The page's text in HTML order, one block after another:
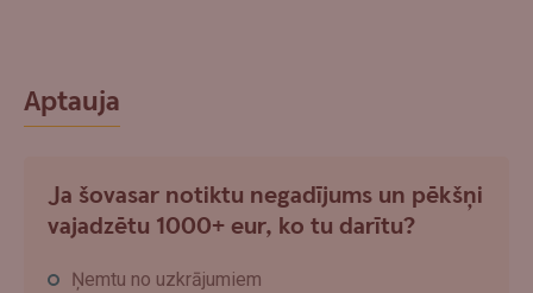
Aptauja
Ja šovasar notiktu negadījums un pēkšņi
vajadzētu 1000+ eur, ko tu darītu?
Ņemtu no uzkrājumiem